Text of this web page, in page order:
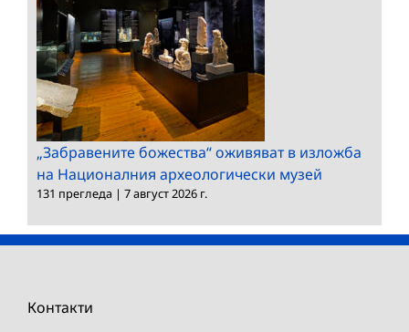
„Забравените божества“ оживяват в изложба
на Националния археологически музей
131 прегледа | 7 август 2026 г.
Контакти